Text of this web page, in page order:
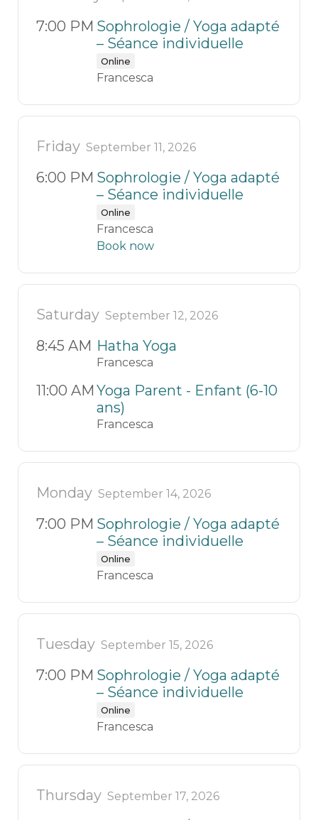
7:00 PM Sophrologie / Yoga adapté
– Séance individuelle
Online
Francesca
Friday September 11, 2026
6:00 PM Sophrologie / Yoga adapté
– Séance individuelle
Online
Francesca
Book now
Saturday September 12, 2026
8:45 AM Hatha Yoga
Francesca
11:00 AM Yoga Parent - Enfant (6-10
ans)
Francesca
Monday September 14, 2026
7:00 PM Sophrologie / Yoga adapté
– Séance individuelle
Online
Francesca
Tuesday September 15, 2026
7:00 PM Sophrologie / Yoga adapté
– Séance individuelle
Online
Francesca
Thursday September 17, 2026